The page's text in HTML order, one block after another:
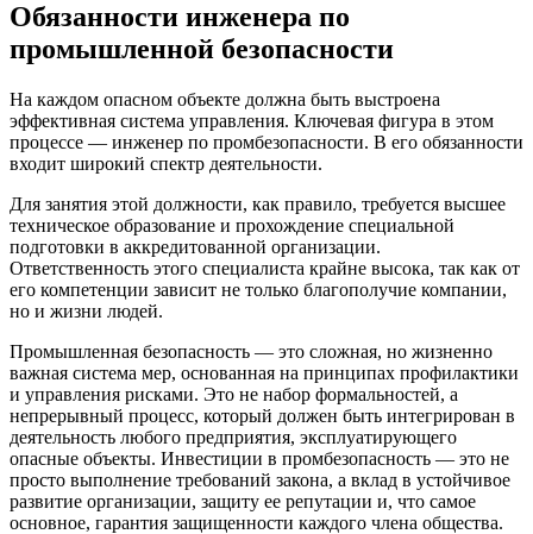
Обязанности инженера по
промышленной безопасности
На каждом опасном объекте должна быть выстроена
эффективная система управления. Ключевая фигура в этом
процессе — инженер по промбезопасности. В его обязанности
входит широкий спектр деятельности.
Для занятия этой должности, как правило, требуется высшее
техническое образование и прохождение специальной
подготовки в аккредитованной организации.
Ответственность этого специалиста крайне высока, так как от
его компетенции зависит не только благополучие компании,
но и жизни людей.
Промышленная безопасность — это сложная, но жизненно
важная система мер, основанная на принципах профилактики
и управления рисками. Это не набор формальностей, а
непрерывный процесс, который должен быть интегрирован в
деятельность любого предприятия, эксплуатирующего
опасные объекты. Инвестиции в промбезопасность — это не
просто выполнение требований закона, а вклад в устойчивое
развитие организации, защиту ее репутации и, что самое
основное, гарантия защищенности каждого члена общества.